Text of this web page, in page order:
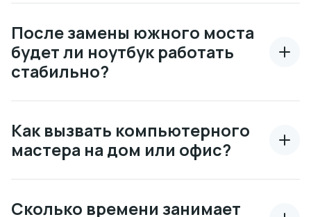
После замены южного моста
будет ли ноутбук работать
стабильно?
Как вызвать компьютерного
мастера на дом или офис?
Сколько времени занимает